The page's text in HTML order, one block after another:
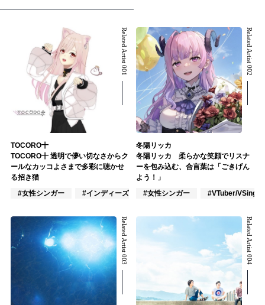
Related Artist 001
TOCORO十
TOCORO十 透明で儚い切なさからク
ールなカッコよさまで多彩に聴かせ
る招き猫
#女性シンガー
#インディーズ #VTuber/VSinger
Related Artist 002
冬陽リッカ
冬陽リッカ 柔らかな笑顔でリスナ
ーを包み込む、合言葉は「ごきげん
よう！」
#女性シンガー
#VTuber/VSinger
Related Artist 003 Related Artist 004